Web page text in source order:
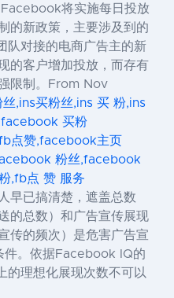
Facebook将实施每日投放
的新政策，主要涉及到的
队对接的电商广告主的新
的客户增加投放，而存有
限制。From Nov
,ins买粉丝,ins 买 粉,ins
买粉
点赞,facebook主页
粉丝,facebook
,fb点 赞 服务
早已搞清楚，遮盖总数
的总数）和广告宣传展现
传的频次）是危害广告宣
件。依据Facebook IQ的
理想化展现次数不可以